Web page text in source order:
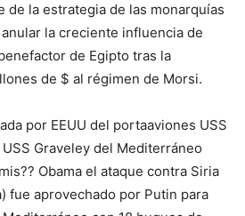
de la estrategia de las monarquías
la creciente influencia de
de Egipto tras la
de $ al régimen de Morsi.
por EEUU del portaaviones USS
Graveley del Mediterráneo
Obama el ataque contra Siria
fue aprovechado por Putin para